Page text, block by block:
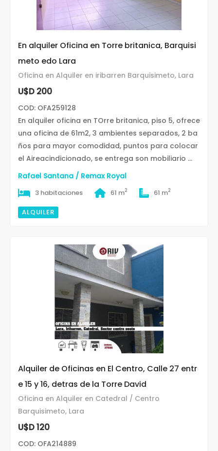
En alquiler Oficina en Torre britanica, Barquisi
meto edo Lara
Oficina en Alquiler en iribarren Barquisimeto, Lara
U$D 200
COD: OFA259128
En alquiler oficina en TOrre britanica, piso 5, ofrece
una oficina de 61m2, 3 ambientes separados, 2 ba
ños para mayor comodidad, puntos para colocar
el Aireacindicionado, se entrega son mobiliario ...
Rafael Santana / Remax Royal
3 habitaciones 61 m2 61 m2
ALQUILER
Alquiler de Oficinas en El Centro, Calle 27 entr
e 15 y 16, detras de la Torre David
Oficina en Alquiler en Catedral / Centro
Barquisimeto, Lara
U$D 120
COD: OFA214889